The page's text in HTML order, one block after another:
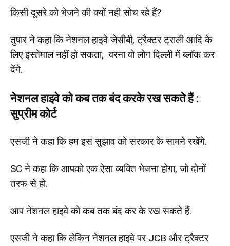
किसी दूसरे को भेजने की क्यों नही सोच रहे हैं?
तुषार ने कहा कि नेशनल हाइवे जेसीबी, ट्रैक्टर ट्राली आदि के
लिए इस्तेमाल नहीं हो सकता, वरना वो लोग दिल्ली में ब्लॉक कर
देंगे.
नेशनल हाइवे को कब तक बंद करके रख सकते हैं :
सुप्रीम कोर्ट
एसजी ने कहा कि हम इस सुझाव को सरकार के सामने रखेंगे.
SC ने कहा कि आपको एक ऐसा व्यक्ति भेजना होगा, जो दोनों
तरफ से हो.
आप नेशनल हाइवे को कब तक बंद कर के रख सकते हैं.
एसजी ने कहा कि लेकिन नेशनल हाइवे पर JCB और ट्रैक्टर